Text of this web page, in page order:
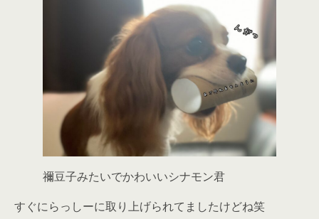
禰豆子みたいでかわいいシナモン君
すぐにらっしーに取り上げられてましたけどね笑